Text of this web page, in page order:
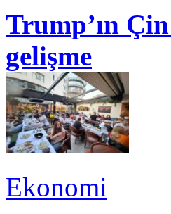
Trump’ın
gelişme
Ekonomi